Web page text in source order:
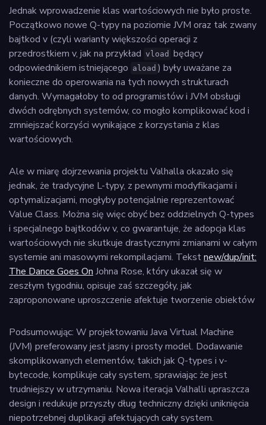
Jednak wprowadzenie klas wartościowych nie było proste.
Początkowo nowe Q-typy na poziomie JVM oraz tak zwany
bajtkod v (czyli warianty większości operacji z
przedrostkiem v, jak na przykład vload będący
odpowiednikiem istniejącego aload ) były uważane za
konieczne do operowania na tych nowych strukturach
danych. Wymagałoby to od programistów i JVM obsługi
dwóch odrębnych systemów, co mogło komplikować kod i
zmniejszać korzyści wynikające z korzystania z klas
wartościowych.
Ale w miarę dojrzewania projektu Valhalla okazało się
jednak, że tradycyjne L-typy, z pewnymi modyfikacjami i
optymalizacjami, mogłyby potencjalnie reprezentować
Value Class. Można się więc obyć bez oddzielnych Q-types
i specjalnego bajtkodów v, co gwarantuje, że adopcja klas
wartościowych nie skutkuje drastycznymi zmianami w całym
systemie ani masowymi rekompilacjami. Tekstnew/dup/init:
The Dance Goes On Johna Rose, który ukazał się w
zeszłym tygodniu, opisuje zaś szczegóły, jak
zaproponowane uproszczenie afektuje tworzenie obiektów
Podsumowując: W projektowaniu Java Virtual Machine
(JVM) preferowany jest jasny i prosty model. Dodawanie
skomplikowanych elementów, takich jak Q-types i v-
bytecode, komplikuje cały system, sprawiając że jest
trudniejszy w utrzymaniu. Nowa iteracja Valhalli upraszcza
design i redukuje przyszły dług techniczny dzięki uniknięcia
niepotrzebnej duplikacji afektujących cały system.